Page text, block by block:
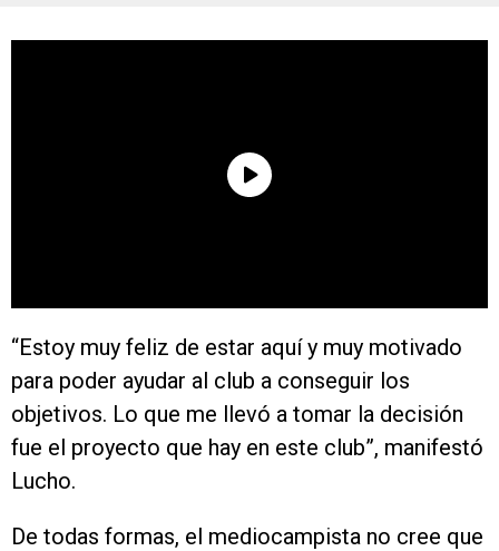
“Estoy muy feliz de estar aquí y muy motivado
para poder ayudar al club a conseguir los
objetivos. Lo que me llevó a tomar la decisión
fue el proyecto que hay en este club”, manifestó
Lucho.
De todas formas, el mediocampista no cree que